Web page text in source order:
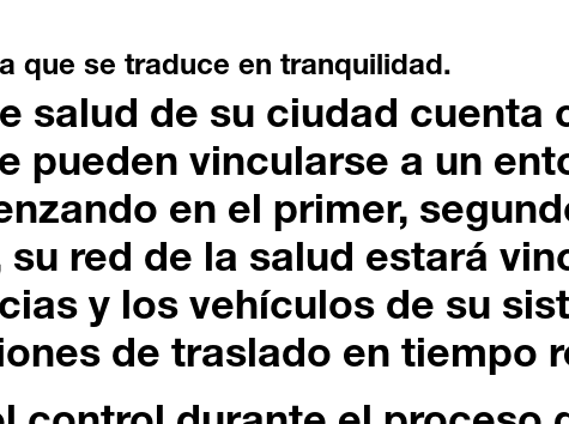
que se traduce en tranquilidad.
salud de su ciudad cuenta
pueden vincularse a un
en el primer,
red de la salud estará
y los vehículos de su
de traslado en tiempo